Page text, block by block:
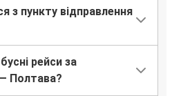
з пункту відправлення
рейси за
Полтава?